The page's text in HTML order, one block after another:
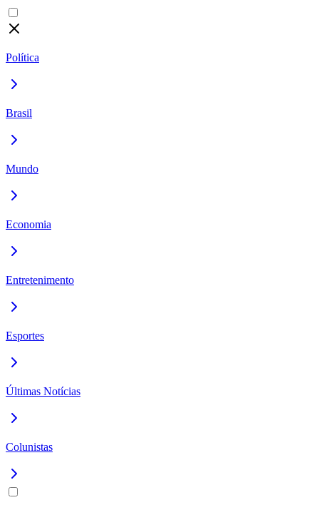
Política
Brasil
Mundo
Economia
Entretenimento
Esportes
Últimas Notícias
Colunistas